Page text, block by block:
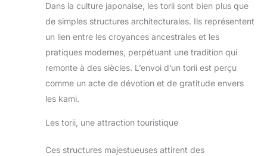
Dans la culture japonaise, les torii sont bien plus que
de simples structures architecturales. Ils représentent
un lien entre les croyances ancestrales et les
pratiques modernes, perpétuant une tradition qui
remonte à des siècles. L’envoi d’un torii est perçu
comme un acte de dévotion et de gratitude envers
les kami.
Les torii, une attraction touristique
Ces structures majestueuses attirent des